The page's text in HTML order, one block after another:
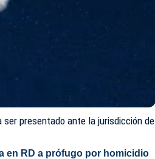
presentado ante la jurisdicción de
en RD a prófugo por homicidio